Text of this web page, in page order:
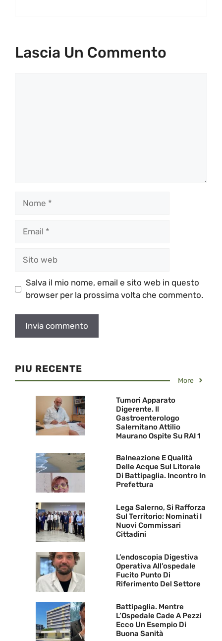
Lascia Un Commento
Salva il mio nome, email e sito web in questo
browser per la prossima volta che commento.
PIU RECENTE
More
Tumori Apparato
Digerente. Il
Gastroenterologo
Salernitano Attilio
Maurano Ospite Su RAI 1
Balneazione E Qualità
Delle Acque Sul Litorale
Di Battipaglia. Incontro In
Prefettura
Lega Salerno, Si Rafforza
Sul Territorio: Nominati I
Nuovi Commissari
Cittadini
L’endoscopia Digestiva
Operativa All’ospedale
Fucito Punto Di
Riferimento Del Settore
Battipaglia. Mentre
L’Ospedale Cade A Pezzi
Ecco Un Esempio Di
Buona Sanità